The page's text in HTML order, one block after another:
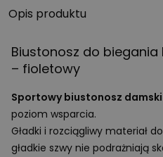
Opis produktu
Biustonosz do biegania
– fioletowy
Sportowy biustonosz damski
poziom wsparcia.
Gładki i rozciągliwy materiał
gładkie szwy nie podrażniają